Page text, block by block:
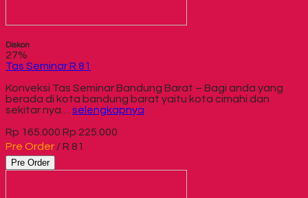
Diskon
27%
Tas Seminar R 81
Konveksi Tas Seminar Bandung Barat – Bagi anda yang
berada di kota bandung barat yaitu kota cimahi dan
sekitar nya… selengkapnya
Rp 165.000 Rp 225.000
Pre Order / R 81
Pre Order